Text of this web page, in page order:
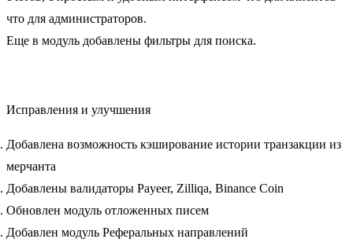
что для администраторов.
Еще в модуль добавлены фильтры для поиска.
Исправления и улучшения
Добавлена возможность кэширование истории транзакции из
мерчанта
Добавлены валидаторы Payeer, Zilliqa, Binance Coin
Обновлен модуль отложенных писем
Добавлен модуль Реферальных направлений